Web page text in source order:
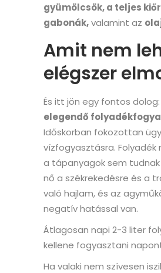
gyümölcsök, a teljes
gabonák,valamint az
Amit nem
elégszer
És itt jön egy fontos
elegendő
Időskorban fokozottan
vízfogyasztásra. Folyadék
a tápanyagok sem
nő a székrekedésre és a
való hajlam, és az
negatív hatással van.
Átlagosan napi 2-3 liter
kellene fogyasztani
Ha valaki nem szívesen